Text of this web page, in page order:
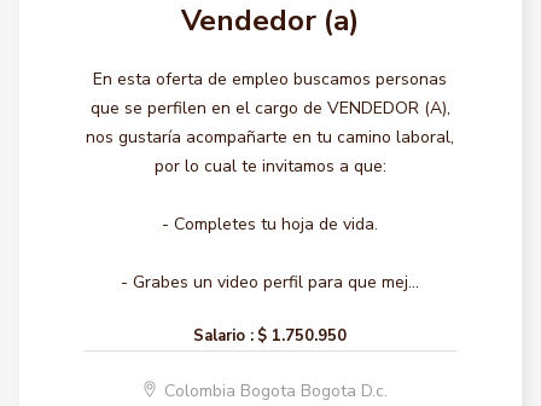
Vendedor (a)
En esta oferta de empleo buscamos personas
que se perfilen en el cargo de VENDEDOR (A),
nos gustaría acompañarte en tu camino laboral,
por lo cual te invitamos a que:
- Completes tu hoja de vida.
- Grabes un video perfil para que mej...
Salario : $ 1.750.950
Colombia Bogota Bogota D.c.